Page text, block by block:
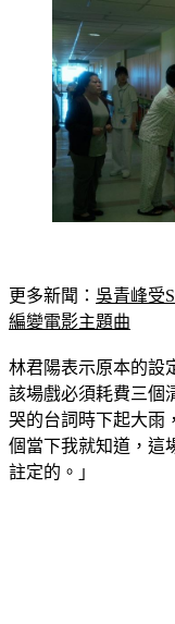
更多新聞： 吳青峰受
編變電影主題曲
林君陽表示原本的設
該場戲必須耗費三個
哭的台詞時下起大雨
個當下我就知道，這
註定的。」